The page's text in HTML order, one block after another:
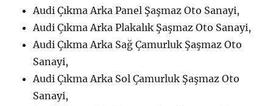
Audi Çıkma Arka Panel Şaşmaz Oto Sanayi,
Audi Çıkma Arka Plakalık Şaşmaz Oto Sanayi,
Audi Çıkma Arka Sağ Çamurluk Şaşmaz Oto
Sanayi,
Audi Çıkma Arka Sol Çamurluk Şaşmaz Oto
Sanayi,